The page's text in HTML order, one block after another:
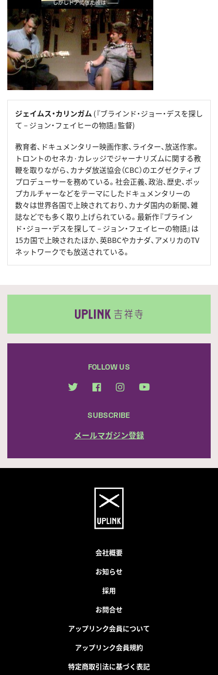
ジェイムス・カリンガム (『ブラインド・ジョー・デスを探し
て – ジョン・フェイヒーの物語』監督)
教育者、ドキュメンタリー映画作家、ライター、放送作家。
トロントのセネカ·カレッジでジャーナリズムに関する教
鞭を取りながら、カナダ放送協会（CBC）のエグゼクティブ
プロデューサーを務めている。社会正義、政治、歴史、ポッ
プカルチャーなどをテーマにしたドキュメンタリーの
数々は世界各国で上映されており、カナダ国内の新聞、雑
誌などでも多く取り上げられている。最新作『ブライン
ド・ジョー・デスを探して – ジョン・フェイヒーの物語』は
15カ国で上映されたほか、英BBCやカナダ、アメリカのTV
ネットワークでも放送されている。
FOLLOW US
SUBSCRIBE
メールマガジン登録
会社概要
お知らせ
採用
お問合せ
アップリンク会員について
アップリンク会員規約
特定商取引法に基づく表記